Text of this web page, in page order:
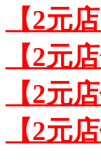
【2元
【2元
【2元
【2元